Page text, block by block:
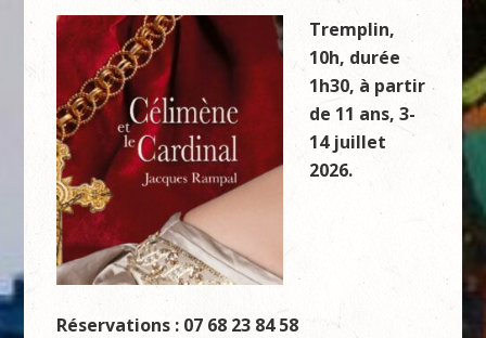
Tremplin,
10h, durée
1h30, à partir
de 11 ans, 3-
14 juillet
2026.
Réservations : 07 68 23 84 58